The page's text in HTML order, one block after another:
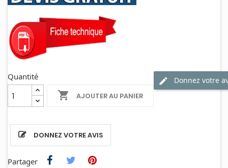
Quantité
 AJOUTER AU PANIER
DONNEZ VOTRE AVIS
Donnez votre
Partager